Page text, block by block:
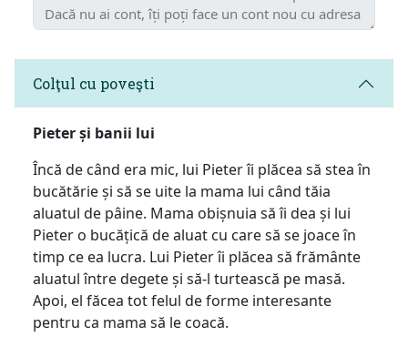
Colţul cu poveşti
Pieter și banii lui
Încă de când era mic, lui Pieter îi plăcea să stea în
bucătărie și să se uite la mama lui când tăia
aluatul de pâine. Mama obișnuia să îi dea și lui
Pieter o bucățică de aluat cu care să se joace în
timp ce ea lucra. Lui Pieter îi plăcea să frământe
aluatul între degete și să-l turtească pe masă.
Apoi, el făcea tot felul de forme interesante
pentru ca mama să le coacă.